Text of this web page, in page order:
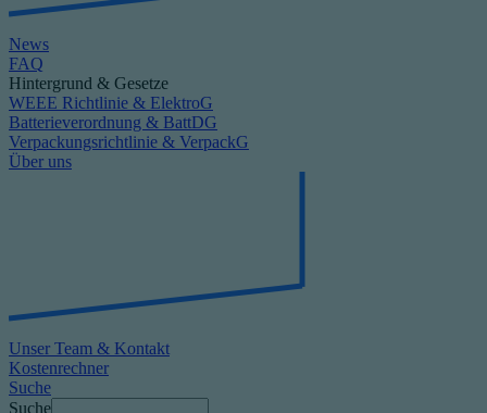
News
FAQ
Hintergrund & Gesetze
WEEE Richtlinie & ElektroG
Batterieverordnung & BattDG
Verpackungsrichtlinie & VerpackG
Über uns
Unser Team & Kontakt
Kostenrechner
Suche
Suche